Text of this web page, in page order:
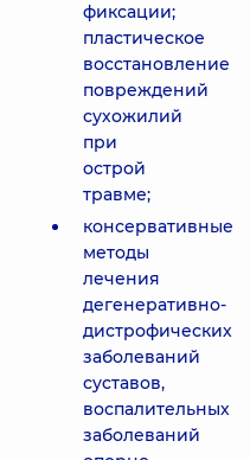
фиксации;
пластическое
восстановление
повреждений
сухожилий
при
острой
травме;
консервативные
методы
лечения
дегенеративно-
дистрофических
заболеваний
суставов,
воспалительных
заболеваний